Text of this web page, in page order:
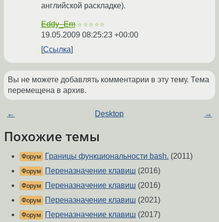
английской раскладке).
Eddy_Em ☆☆☆☆☆
19.05.2009 08:25:23 +00:00
Ссылка
Вы не можете добавлять комментарии в эту тему. Тема
перемещена в архив.
← Desktop →
Похожие темы
Форум Границы функциональности bash. (2011)
Форум Переназначение клавиш (2016)
Форум Переназначение клавиш (2016)
Форум Переназначение клавиш (2021)
Форум Переназначение клавиш (2017)